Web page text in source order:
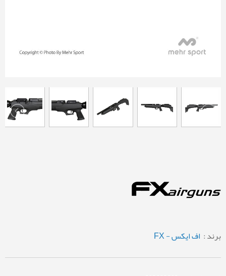
برند : اف ایکس - FX